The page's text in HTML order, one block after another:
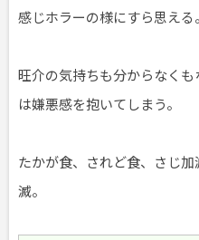
感じホラーの様にすら思える。
旺介の気持ちも分からなく
は嫌悪感を抱いてしまう。
たかが食、されど食、さじ
滅。